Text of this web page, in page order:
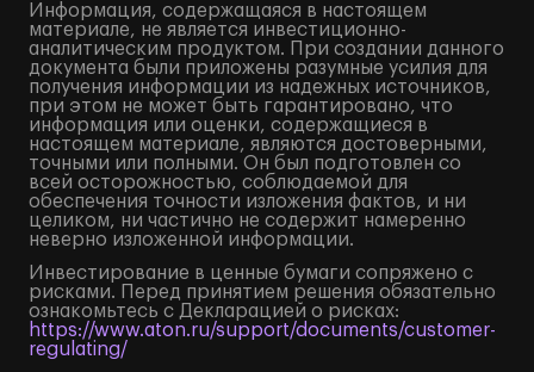
Информация, содержащаяся в настоящем
материале, не является инвестиционно-
аналитическим продуктом. При создании данного
документа были приложены разумные усилия для
получения информации из надежных источников,
при этом не может быть гарантировано, что
информация или оценки, содержащиеся в
настоящем материале, являются достоверными,
точными или полными. Он был подготовлен со
всей осторожностью, соблюдаемой для
обеспечения точности изложения фактов, и ни
целиком, ни частично не содержит намеренно
неверно изложенной информации.
Инвестирование в ценные бумаги сопряжено с
рисками. Перед принятием решения обязательно
ознакомьтесь с Декларацией о рисках:
https://www.aton.ru/support/documents/customer-
regulating/